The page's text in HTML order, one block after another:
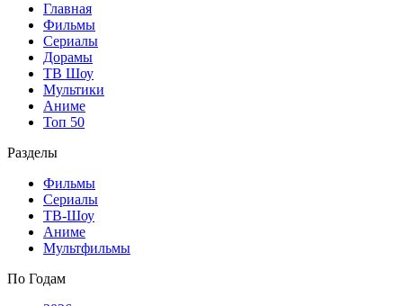
Главная
Фильмы
Сериалы
Дорамы
ТВ Шоу
Мультики
Аниме
Топ 50
Разделы
Фильмы
Сериалы
ТВ-Шоу
Аниме
Мультфильмы
По Годам